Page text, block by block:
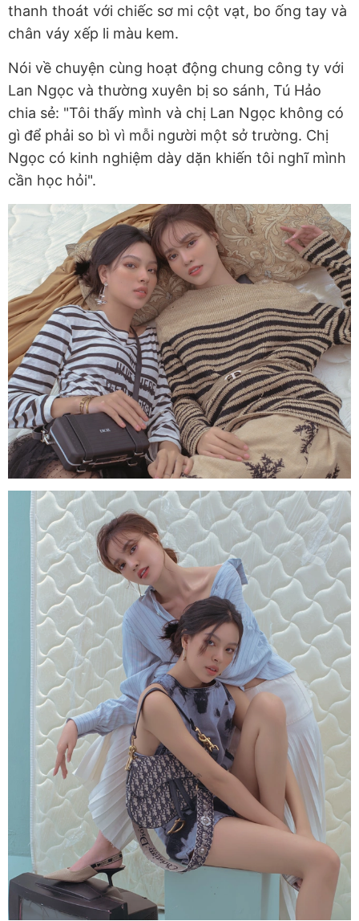
thanh thoát với chiếc sơ mi cột vạt, bo ống tay và
chân váy xếp li màu kem.
Nói về chuyện cùng hoạt động chung công ty với
Lan Ngọc và thường xuyên bị so sánh, Tú Hảo
chia sẻ: "Tôi thấy mình và chị Lan Ngọc không có
gì để phải so bì vì mỗi người một sở trường. Chị
Ngọc có kinh nghiệm dày dặn khiến tôi nghĩ mình
cần học hỏi".